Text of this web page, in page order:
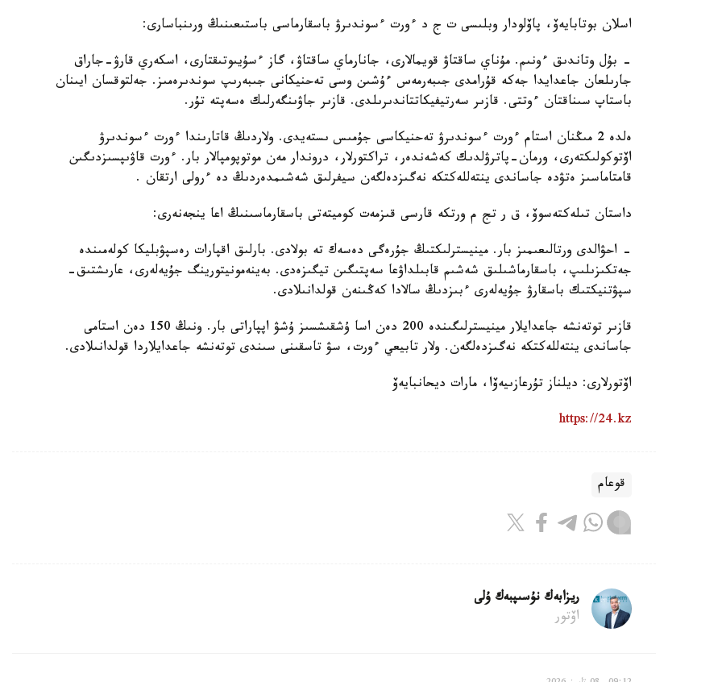
اسلان بوتابايەۆ، پاۆلودار وبلىسى ت ج د ءورت ءسوندىرۋ باسقارماسى باستىعىنىڭ ورىنباسارى:
- بۇل وتاندىق ءونىم. مۇناي ساقتاۋ قويمالارى، جانارماي ساقتاۋ، گاز ءسۇيىوتىقتارى، اسكەري قارۋ-جاراق
جارىلعان جاعدايدا جەكە قۇرامدى جىبەرمەس ءۇشىن وسى تەحنيكانى جىبەرىپ سوندىرەمىز. جەلتوقسان ايىنان
باستاپ سىناقتان ءوتتى. قازىر سەرتيفيكاتتاندىرىلدى. قازىر جاۋىنگەرلىك ەسەپتە تۇر.
ەلدە 2 مىڭنان استام ءورت ءسوندىرۋ تەحنيكاسى جۇمىس ىستەيدى. ولاردىڭ قاتارىندا ءورت ءسوندىرۋ
اۆتوكولىكتەرى، ورمان-پاترۋلدىك كەشەندەر، تراكتورلار، دروندار مەن موتوپومپالار بار. ءورت قاۋىپسىزدىگىن
قامتاماسىز ەتۋدە جاساندى ينتەللەكتكە نەگىزدەلگەن سيفرلىق شەشىمدەردىڭ دە ءرولى ارتقان .
داستان تىلەكتەسوۆ، ق ر تج م ورتكە قارسى قىزمەت كوميتەتى باسقارماسىنىڭ اعا ينجەنەرى:
- احۋالدى ورتالىعىمىز بار. مينيسترلىكتىڭ جۇرەگى دەسەك تە بولادى. بارلىق اقپارات رەسپۋبليكا كولەمىندە
جەتكىزىلىپ، باسقارماشىلىق شەشىم قابىلداۋعا سەپتىگىن تيگىزەدى. بەينەمونيتورينگ جۇيەلەرى، عارىشتىق-
سپۋتنيكتىك باسقارۋ جۇيەلەرى ءبىزدىڭ سالادا كەڭىنەن قولدانىلادى.
قازىر توتەنشە جاعدايلار مينيسترلىگىندە 200 دەن اسا ۇشقىشسىز ۇشۋ اپپاراتى بار. ونىڭ 150 دەن استامى
جاساندى ينتەللەكتكە نەگىزدەلگەن. ولار تابيعي ءورت، سۋ تاسقىنى سىندى توتەنشە جاعدايلاردا قولدانىلادى.
اۆتورلارى: ديلناز تۇرعازىيەۆا، مارات ديحانبايەۆ
https://24.kz
قوعام
ريزابەك نۇسىپبەك ۇلى
اۆتور